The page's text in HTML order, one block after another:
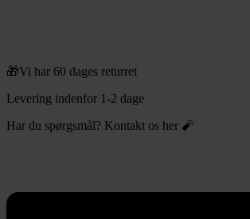
🎁Vi har 60 dages returret
Levering indenfor 1-2 dage
Har du spørgsmål? Kontakt os her 🧨